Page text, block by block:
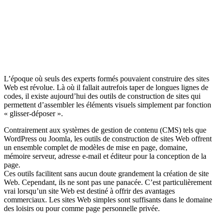
L’époque où seuls des experts formés pouvaient construire des sites
Web est révolue. Là où il fallait autrefois taper de longues lignes de
codes, il existe aujourd’hui des outils de construction de sites qui
permettent d’assembler les éléments visuels simplement par fonction
« glisser-déposer ».
Contrairement aux systèmes de gestion de contenu (CMS) tels que
WordPress ou Joomla, les outils de construction de sites Web offrent
un ensemble complet de modèles de mise en page, domaine,
mémoire serveur, adresse e-mail et éditeur pour la conception de la
page.
Ces outils facilitent sans aucun doute grandement la création de site
Web. Cependant, ils ne sont pas une panacée. C’est particulièrement
vrai lorsqu’un site Web est destiné à offrir des avantages
commerciaux. Les sites Web simples sont suffisants dans le domaine
des loisirs ou pour comme page personnelle privée.